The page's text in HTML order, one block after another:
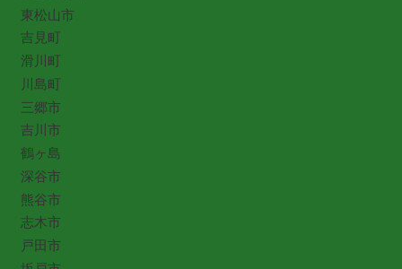
東松山市
吉見町
滑川町
川島町
三郷市
吉川市
鶴ヶ島
深谷市
熊谷市
志木市
戸田市